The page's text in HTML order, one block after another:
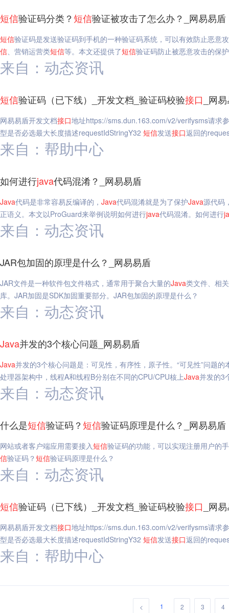
短信验证码分类？短信验证被攻击了怎么办？_网易易盾
短信验证码是发送验证码到手机的一种验证码系统，可以有效防止恶意
信、营销运营类短信等。本文还提供了短信验证码防止被恶意攻击的保
来自：动态资讯
短信验证码（已下线）_开发文档_验证码校验接口 _网
网易易盾开发文档接口地址https://sms.dun.163.com/v2/verifysms请求
型是否必选最大长度描述requestIdStringY32 短信发送接口返回的
来自：帮助中心
如何进行java代码混淆？_网易易盾
Java代码是非常容易反编译的， Java代码混淆就是为了保护Java源代码
正语义。本文以ProGuard来举例说明如何进行java代码混淆。如何进行
来自：动态资讯
JAR包加固的原理是什么？_网易易盾
JAR文件是一种软件包文件格式，通常用于聚合大量的Java类文件、相
库。JAR加固是SDK加固重要部分。JAR包加固的原理是什么？
来自：动态资讯
Java并发的3个核心问题_网易易盾
Java并发的3个核心问题是：可见性，有序性，原子性。“可见性”问题
处理器架构中，线程A和线程B分别在不同的CPU/CPU核上Java并发的3
来自：动态资讯
什么是短信验证码？短信验证码原理是什么？_网易易盾
网站或者客户端应用需要接入短信验证码的功能，可以实现注册用户的
信验证码？ 短信验证码原理是什么？
来自：动态资讯
短信验证码（已下线）_开发文档_验证码校验接口 _网
网易易盾开发文档接口地址https://sms.dun.163.com/v2/verifysms请求
型是否必选最大长度描述requestIdStringY32 短信发送接口返回的
来自：帮助中心
< 1 2 3 4